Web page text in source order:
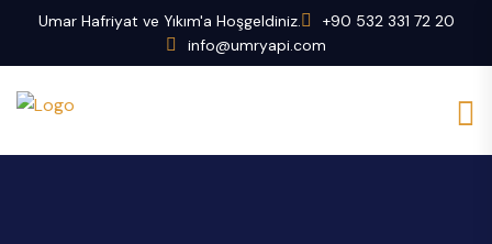
Umar Hafriyat ve Yıkım'a Hoşgeldiniz.
+90 532 331 72 20
info@umryapi.com